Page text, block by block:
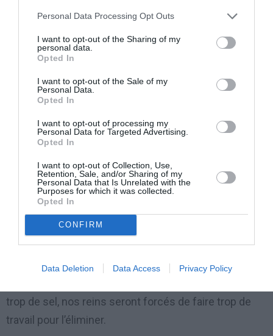
Personal Data Processing Opt Outs
I want to opt-out of the Sharing of my
personal data.
Opted In
I want to opt-out of the Sale of my
Personal Data.
Opted In
I want to opt-out of processing my
Personal Data for Targeted Advertising.
Opted In
I want to opt-out of Collection, Use,
Retention, Sale, and/or Sharing of my
Personal Data that Is Unrelated with the
Purposes for which it was collected.
Opted In
CONFIRM
Data Deletion Data Access Privacy Policy
Une alimentation trop riche en protéines nuit à la
contenues dans la viande rouge.
CONSEIL: Si vous voulez connaître le bon
pourcentage de protéines pour votre régime idéal,
demandez conseil à votre médecin.
5- Excès de sel
La maîtrise de la consommation de sel est essentielle
à bien des égards: maîtriser la tension artérielle, mais
trop de sel, nos reins seront forcés de faire trop de
travail pour l’éliminer.